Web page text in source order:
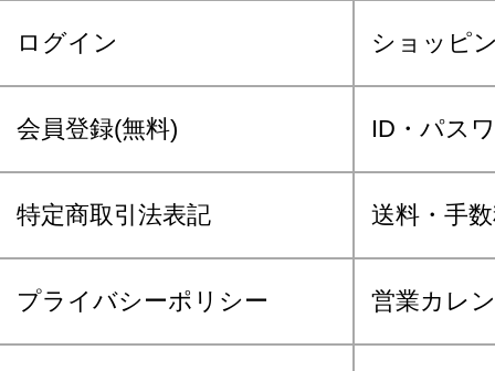
ログイン ショッピ
会員登録(無料) ID・パス
特定商取引法表記 送料・手
プライバシーポリシー 営業カレ